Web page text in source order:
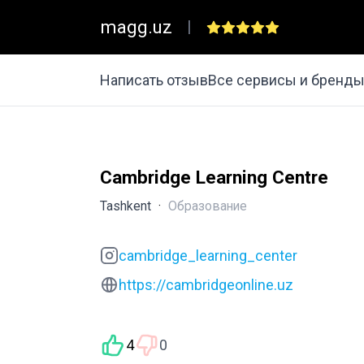
magg.uz |
Написать отзывВсе сервисы и бренды
Cambridge Learning Centre
Tashkent · Образование
cambridge_learning_center
https://cambridgeonline.uz
4 0